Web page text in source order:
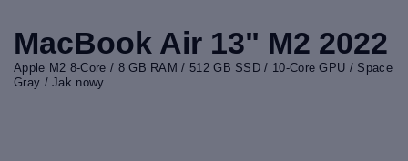
MacBook Air 13" M2 2022
Apple M2 8-Core / 8 GB RAM / 512 GB SSD / 10-Core GPU / Space
Gray / Jak nowy